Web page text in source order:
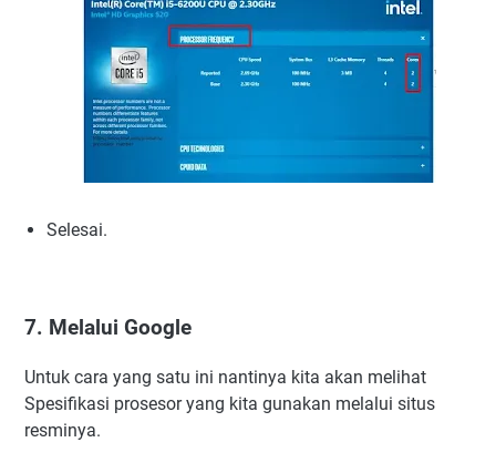
Selesai.
7. Melalui Google
Untuk cara yang satu ini nantinya kita akan melihat
Spesifikasi prosesor yang kita gunakan melalui situs
resminya.